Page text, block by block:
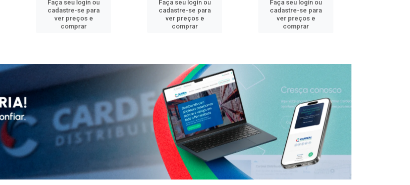
Faça seu login ou
cadastre-se para
ver preços e
comprar
Faça seu login ou
cadastre-se para
ver preços e
comprar
Faça seu login ou
cadastre-se para
ver preços e
comprar